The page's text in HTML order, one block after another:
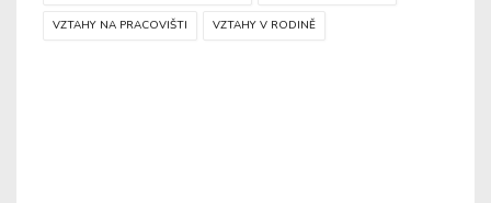
VZTAHY NA PRACOVIŠTI VZTAHY V RODINĚ